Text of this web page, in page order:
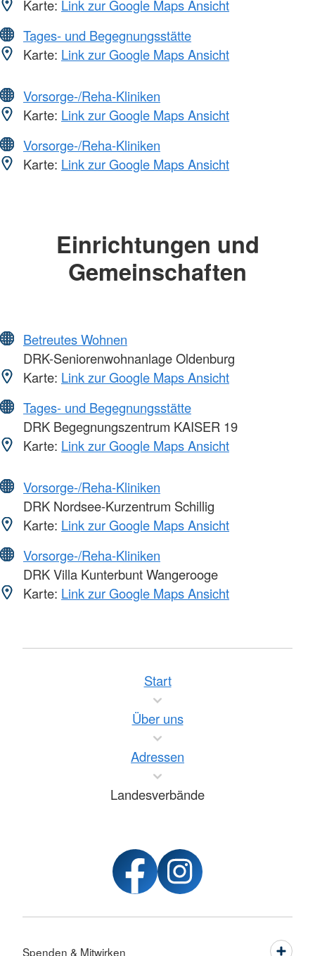
Karte: Link zur Google Maps Ansicht
Tages- und Begegnungsstätte
Karte: Link zur Google Maps Ansicht
Vorsorge-/Reha-Kliniken
Karte: Link zur Google Maps Ansicht
Vorsorge-/Reha-Kliniken
Karte: Link zur Google Maps Ansicht
Einrichtungen und
Gemeinschaften
Betreutes Wohnen
DRK-Seniorenwohnanlage Oldenburg
Karte: Link zur Google Maps Ansicht
Tages- und Begegnungsstätte
DRK Begegnungszentrum KAISER 19
Karte: Link zur Google Maps Ansicht
Vorsorge-/Reha-Kliniken
DRK Nordsee-Kurzentrum Schillig
Karte: Link zur Google Maps Ansicht
Vorsorge-/Reha-Kliniken
DRK Villa Kunterbunt Wangerooge
Karte: Link zur Google Maps Ansicht
Start
Über uns
Adressen
Landesverbände
Spenden & Mitwirken